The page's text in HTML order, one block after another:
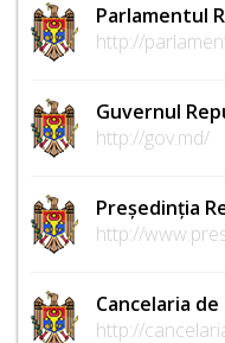
Parlamentul
http://
Guvernul
http://gov.md/
Președinția
http://
Cancelaria
http://